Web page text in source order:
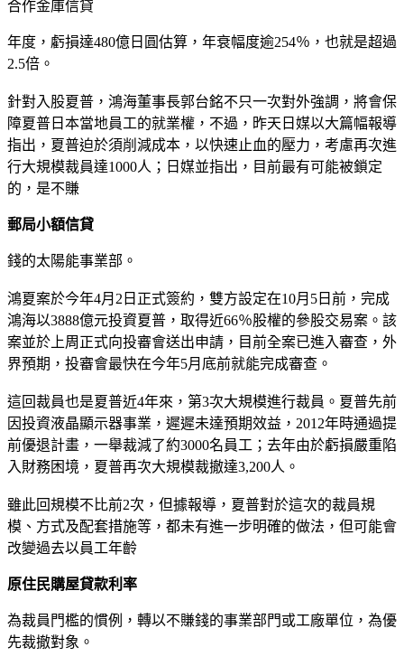
合作金庫信貸
年度，虧損達480億日圓估算，年衰幅度逾254％，也就是超過
2.5倍。
針對入股夏普，鴻海董事長郭台銘不只一次對外強調，將會保
障夏普日本當地員工的就業權，不過，昨天日媒以大篇幅報導
指出，夏普迫於須削減成本，以快速止血的壓力，考慮再次進
行大規模裁員達1000人；日媒並指出，目前最有可能被鎖定
的，是不賺
郵局小額信貸
錢的太陽能事業部。
鴻夏案於今年4月2日正式簽約，雙方設定在10月5日前，完成
鴻海以3888億元投資夏普，取得近66％股權的參股交易案。該
案並於上周正式向投審會送出申請，目前全案已進入審查，外
界預期，投審會最快在今年5月底前就能完成審查。
這回裁員也是夏普近4年來，第3次大規模進行裁員。夏普先前
因投資液晶顯示器事業，遲遲未達預期效益，2012年時通過提
前優退計畫，一舉裁減了約3000名員工；去年由於虧損嚴重陷
入財務困境，夏普再次大規模裁撤達3,200人。
雖此回規模不比前2次，但據報導，夏普對於這次的裁員規
模、方式及配套措施等，都未有進一步明確的做法，但可能會
改變過去以員工年齡
原住民購屋貸款利率
為裁員門檻的慣例，轉以不賺錢的事業部門或工廠單位，為優
先裁撤對象。